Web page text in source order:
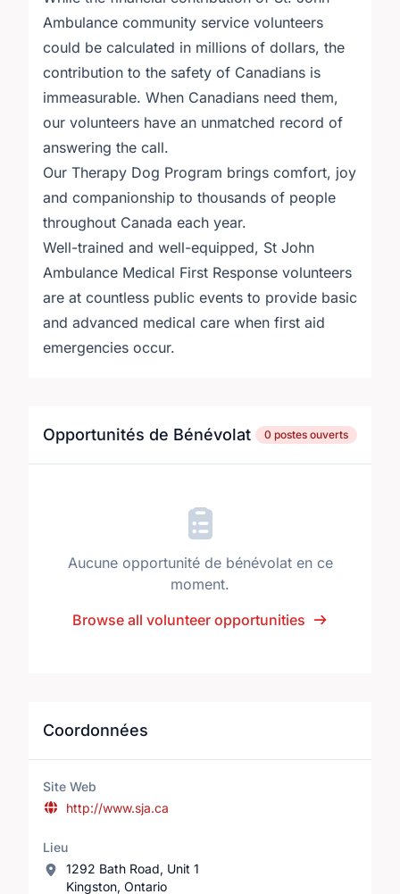
Ambulance community service volunteers
could be calculated in millions of dollars, the
contribution to the safety of Canadians is
immeasurable. When Canadians need them,
our volunteers have an unmatched record of
answering the call.
Our Therapy Dog Program brings comfort, joy
and companionship to thousands of people
throughout Canada each year.
Well-trained and well-equipped, St John
Ambulance Medical First Response volunteers
are at countless public events to provide basic
and advanced medical care when first aid
emergencies occur.
Opportunités de Bénévolat 0 postes ouverts
Aucune opportunité de bénévolat en ce
moment.
Browse all volunteer opportunities
Coordonnées
Site Web
http://www.sja.ca
Lieu
1292 Bath Road, Unit 1
Kingston, Ontario